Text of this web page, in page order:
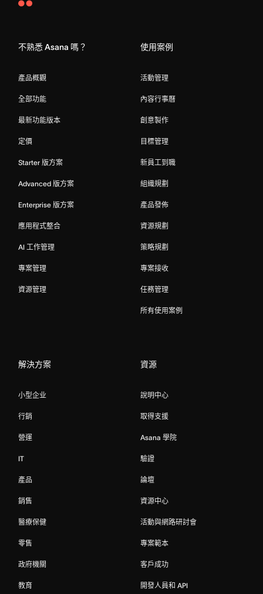
Asana
不熟悉 Asana 嗎？
產品概觀
全部功能
最新功能版本
定價
Starter 版方案
Advanced 版方案
Enterprise 版方案
應用程式整合
AI 工作管理
專案管理
資源管理
使用案例
活動管理
內容行事曆
創意製作
目標管理
新員工到職
組織規劃
產品發佈
資源規劃
策略規劃
專案接收
任務管理
所有使用案例
解決方案
小型企业
行銷
營運
IT
產品
銷售
醫療保健
零售
政府機關
教育
資源
說明中心
取得支援
Asana 學院
驗證
論壇
資源中心
活動與網路研討會
專案範本
客戶成功
開發人員和 API